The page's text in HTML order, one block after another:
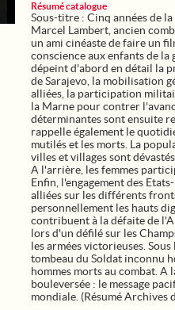
Résumé catalogue
Sous-titre : Cinq années de
Marcel Lambert, ancien
un ami cinéaste de faire un
conscience aux enfants de
dépeint d'abord en détail la
de Sarajevo, la mobilisation
alliées, la participation
la Marne pour contrer
déterminantes sont ensuite
rappelle également le
mutilés et les morts. La
villes et villages sont
A l'arrière, les femmes
Enfin, l'engagement des
alliées sur les différents
personnellement les hauts
contribuent à la défaite de
lors d'un défilé sur les
les armées victorieuses.
tombeau du Soldat inconnu
hommes morts au combat. A
bouleversée : le message
mondiale. (Résumé Archives